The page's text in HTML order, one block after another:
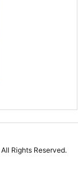
All Rights Reserved.